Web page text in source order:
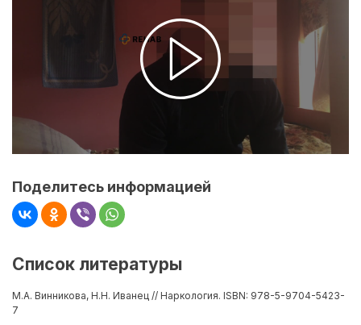
Поделитесь информацией
Список литературы
М.А. Винникова, Н.Н. Иванец // Наркология. ISBN: 978-5-9704-5423-
7